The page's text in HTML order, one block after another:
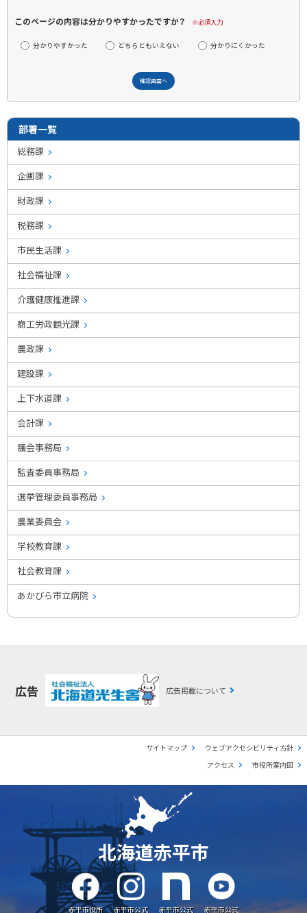
このページの内容は分かりやすかったですか？ ※必須入力
分かりやすかった どちらともいえない 分かりにくかった
部署一覧
総務課
企画課
財政課
税務課
市民生活課
社会福祉課
介護健康推進課
商工労政観光課
農政課
建設課
上下水道課
会計課
議会事務局
監査委員事務局
選挙管理委員事務局
農業委員会
学校教育課
社会教育課
あかびら市立病院
広告 広告掲載について
サイトマップ
ウェブアクセシビリティ方針
アクセス
市役所案内図
北海道赤平市
赤平市役所 赤平市公式 赤平市公式 赤平市公式